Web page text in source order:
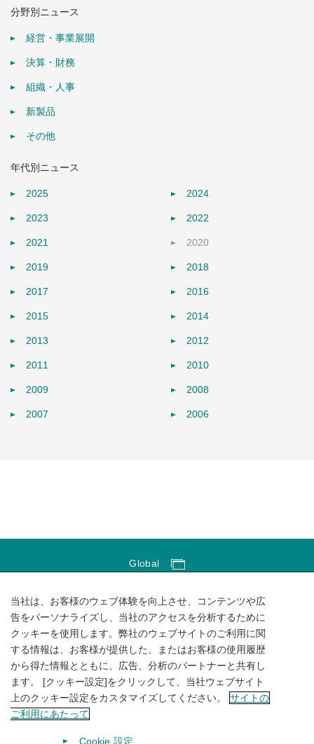
分野別ニュース
経営・事業展開
決算・財務
組織・人事
新製品
その他
年代別ニュース
2025 2024
2023 2022
2021 2020
2019 2018
2017 2016
2015 2014
2013 2012
2011 2010
2009 2008
2007 2006
Global
サイトのご利用にあたって
ソーシャルメディアポリシー
個人情報保護方針
サイトマップ
当社は、お客様のウェブ体験を向上させ、コンテンツや広
告をパーソナライズし、当社のアクセスを分析するために
クッキーを使用します。弊社のウェブサイトのご利用に関
する情報は、お客様が提供した、またはお客様の使用履歴
から得た情報とともに、広告、分析のパートナーと共有し
ます。 [クッキー設定]をクリックして、当社ウェブサイト
上のクッキー設定をカスタマイズしてください。
サイトの
ご利用にあたって
Cookie 設定